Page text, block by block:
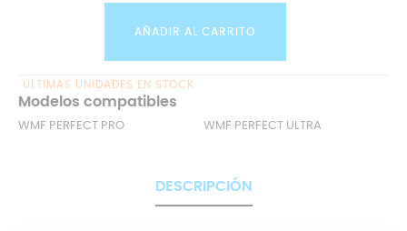
AÑADIR AL CARRITO
ÚLTIMAS UNIDADES EN STOCK
Modelos compatibles
WMF PERFECT PRO WMF PERFECT ULTRA
DESCRIPCIÓN